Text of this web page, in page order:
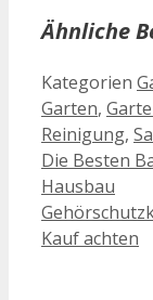
Ähnliche
Kategorien
Garten,
Reinigung,
Die Besten
Hausbau
Kauf achten